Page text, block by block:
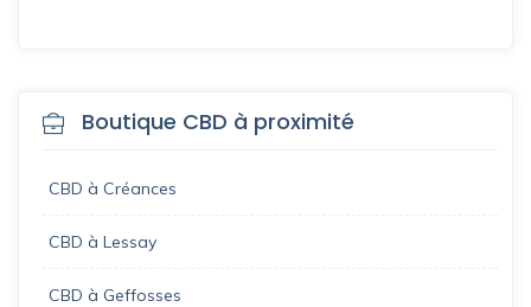
Boutique CBD à proximité
CBD à Créances
CBD à Lessay
CBD à Geffosses